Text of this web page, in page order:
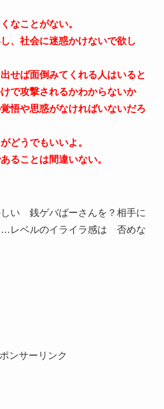
なことがない。
、社会に迷惑かけないで欲し
せば面倒みてくれる人はいると
で攻撃されるかわからないか
悟や思惑がなければいないだろ
どうでもいいよ。
ることは間違いない。
い 銭ゲバばーさんを？相手に
…レベルのイライラ感は 否めな
ンサーリンク